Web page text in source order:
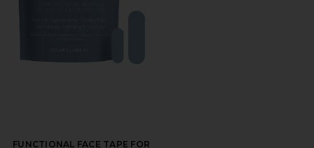
FUNCTIONAL FACE TAPE FOR